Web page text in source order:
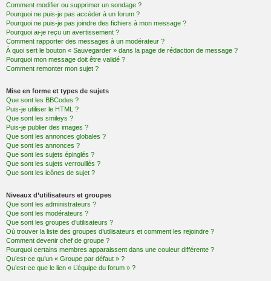
Comment modifier ou supprimer un sondage ?
Pourquoi ne puis-je pas accéder à un forum ?
Pourquoi ne puis-je pas joindre des fichiers à mon message ?
Pourquoi ai-je reçu un avertissement ?
Comment rapporter des messages à un modérateur ?
À quoi sert le bouton « Sauvegarder » dans la page de rédaction de message ?
Pourquoi mon message doit être validé ?
Comment remonter mon sujet ?
Mise en forme et types de sujets
Que sont les BBCodes ?
Puis-je utiliser le HTML ?
Que sont les smileys ?
Puis-je publier des images ?
Que sont les annonces globales ?
Que sont les annonces ?
Que sont les sujets épinglés ?
Que sont les sujets verrouillés ?
Que sont les icônes de sujet ?
Niveaux d’utilisateurs et groupes
Que sont les administrateurs ?
Que sont les modérateurs ?
Que sont les groupes d’utilisateurs ?
Où trouver la liste des groupes d’utilisateurs et comment les rejoindre ?
Comment devenir chef de groupe ?
Pourquoi certains membres apparaissent dans une couleur différente ?
Qu’est-ce qu’un « Groupe par défaut » ?
Qu’est-ce que le lien « L’équipe du forum » ?